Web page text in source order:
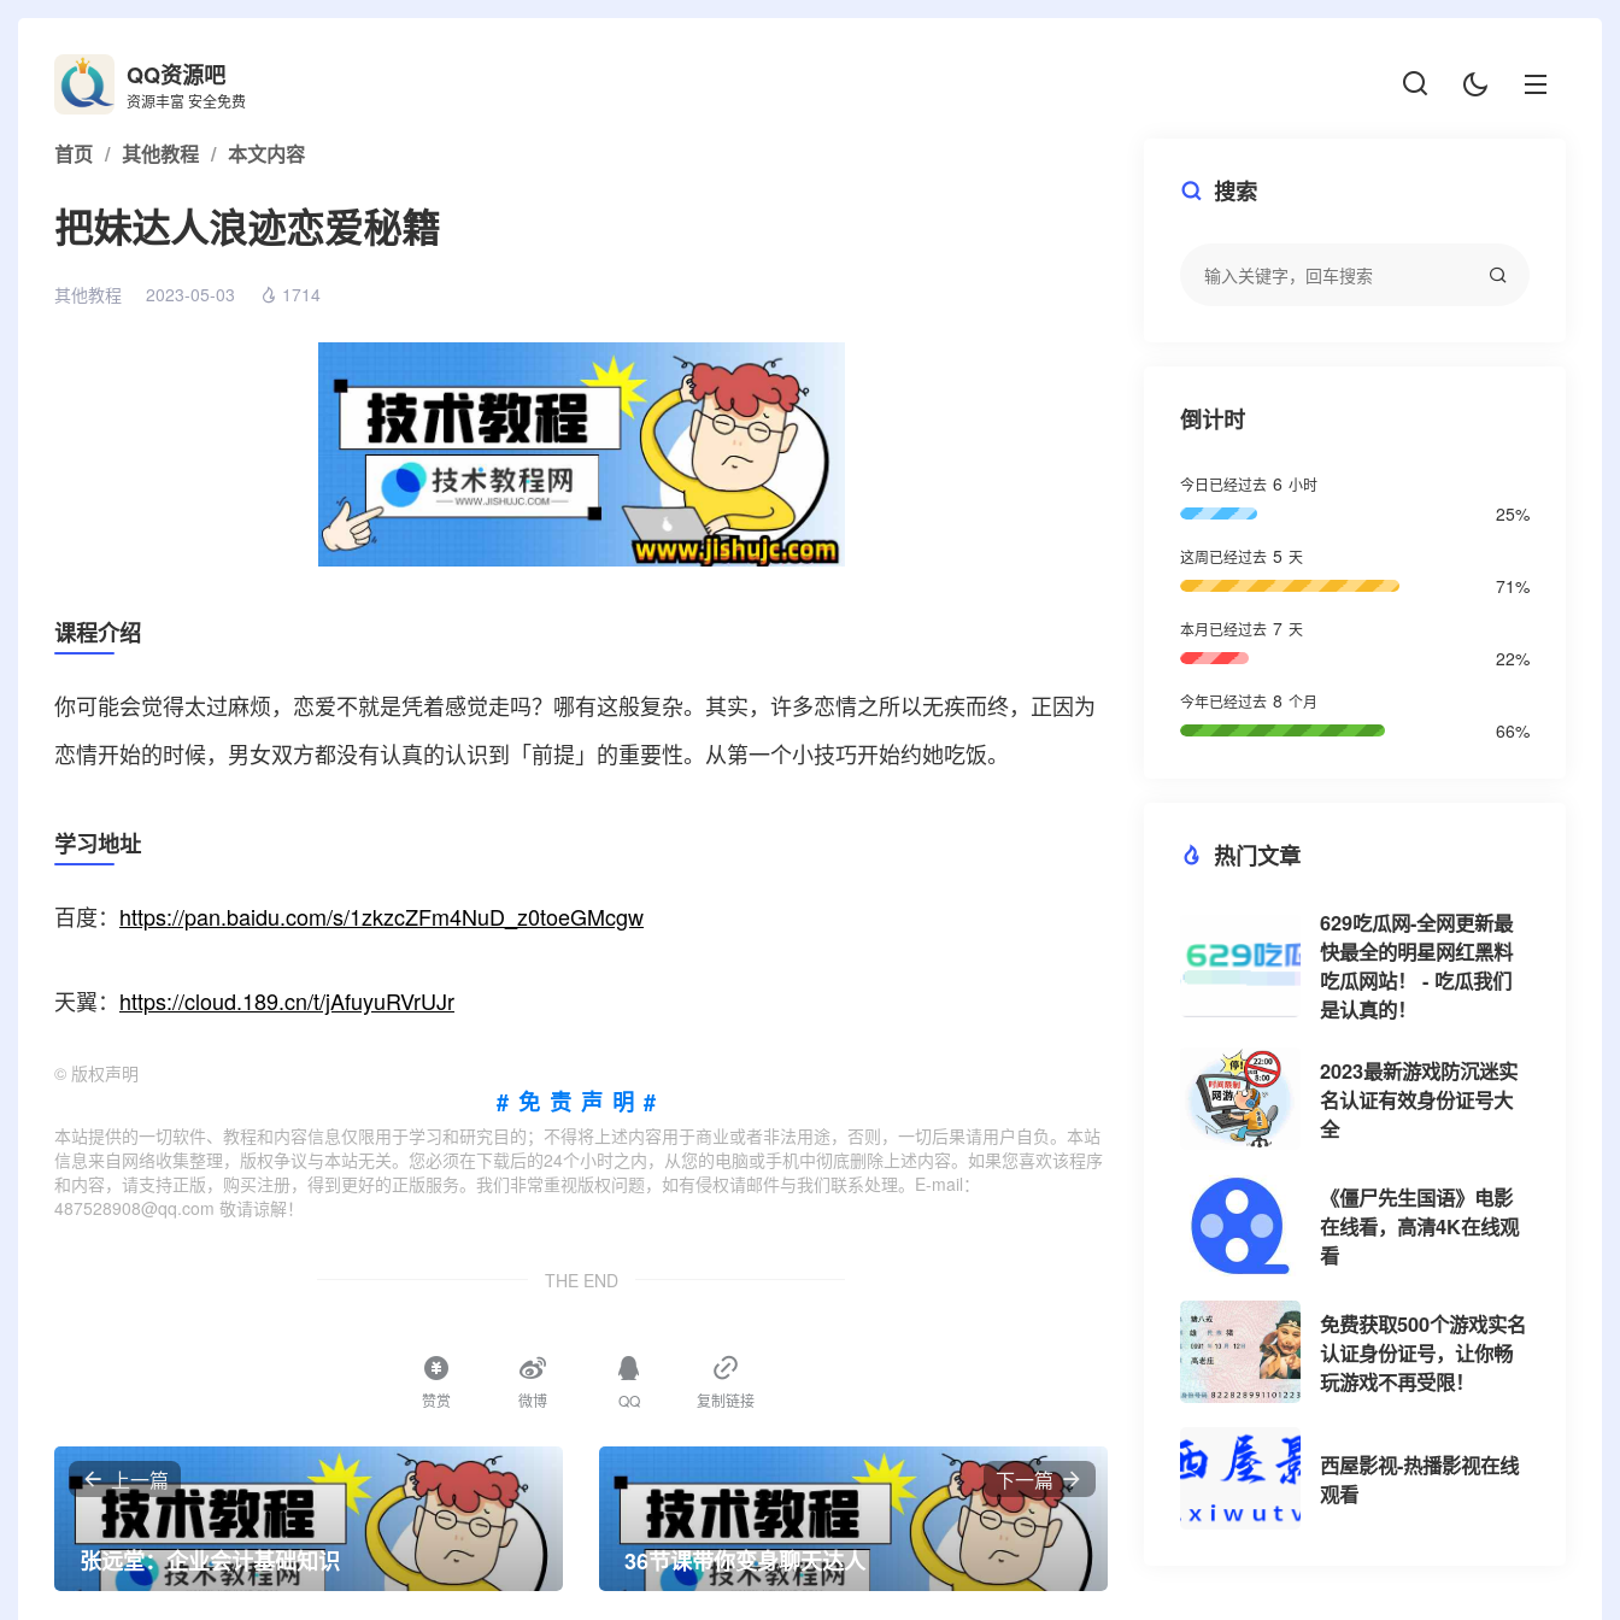
QQ资源吧
资源丰富 安全免费
首页 / 其他教程 / 本文内容
把妹达人浪迹恋爱秘籍
其他教程 2023-05-03 1714
课程介绍
你可能会觉得太过麻烦，恋爱不就是凭着感觉走吗？哪有这般复杂。其实，许多恋情之所以无疾而终，正因为
恋情开始的时候，男女双方都没有认真的认识到「前提」的重要性。从第一个小技巧开始约她吃饭。
学习地址
百度： https://pan.baidu.com/s/1zkzcZFm4NuD_z0toeGMcgw
天翼： https://cloud.189.cn/t/jAfuyuRVrUJr
© 版权声明
#免责声明#
本站提供的一切软件、教程和内容信息仅限用于学习和研究目的；不得将上述内容用于商业或者非法用途，否则，一切后果请用户自负。本站
信息来自网络收集整理，版权争议与本站无关。您必须在下载后的24个小时之内，从您的电脑或手机中彻底删除上述内容。如果您喜欢该程序
和内容，请支持正版，购买注册，得到更好的正版服务。我们非常重视版权问题，如有侵权请邮件与我们联系处理。E-mail：
487528908@qq.com 敬请谅解！
THE END
赞赏 微博 QQ 复制链接
上一篇
张远堂：企业会计基础知识
下一篇
36节课带你变身聊天达人
搜索
倒计时
今日已经过去 6 小时
25%
这周已经过去 5 天
71%
本月已经过去 7 天
22%
今年已经过去 8 个月
66%
热门文章
629吃瓜网-全网更新最
快最全的明星网红黑料
吃瓜网站！ - 吃瓜我们
是认真的！
2023最新游戏防沉迷实
名认证有效身份证号大
全
《僵尸先生国语》电影
在线看，高清4K在线观
看
免费获取500个游戏实名
认证身份证号，让你畅
玩游戏不再受限！
西屋影视-热播影视在线
观看